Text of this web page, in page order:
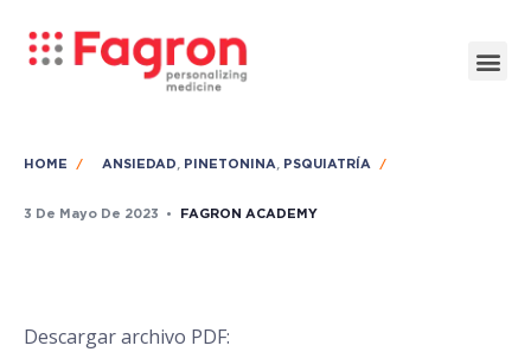
HOME ANSIEDAD, PINETONINA, PSQUIATRÍA
3 De Mayo De 2023 • FAGRON ACADEMY
Descargar archivo PDF: